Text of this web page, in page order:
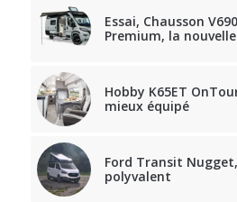
Essai, Chausson
Premium, la
Hobby K65ET
mieux équipé
Ford Transit
polyvalent